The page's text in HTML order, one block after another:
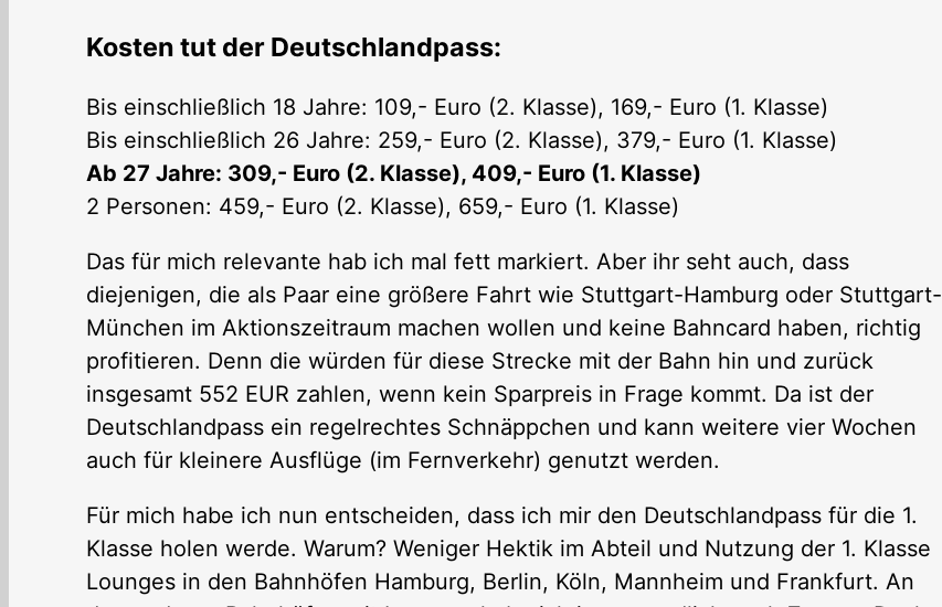
Kosten tut der Deutschlandpass:
Bis einschließlich 18 Jahre: 109,- Euro (2. Klasse), 169,- Euro (1. Klasse)
Bis einschließlich 26 Jahre: 259,- Euro (2. Klasse), 379,- Euro (1. Klasse)
Ab 27 Jahre: 309,- Euro (2. Klasse), 409,- Euro (1. Klasse)
2 Personen: 459,- Euro (2. Klasse), 659,- Euro (1. Klasse)
Das für mich relevante hab ich mal fett markiert. Aber ihr seht auch, dass
diejenigen, die als Paar eine größere Fahrt wie Stuttgart-Hamburg oder Stuttgart-
München im Aktionszeitraum machen wollen und keine Bahncard haben, richtig
profitieren. Denn die würden für diese Strecke mit der Bahn hin und zurück
insgesamt 552 EUR zahlen, wenn kein Sparpreis in Frage kommt. Da ist der
Deutschlandpass ein regelrechtes Schnäppchen und kann weitere vier Wochen
auch für kleinere Ausflüge (im Fernverkehr) genutzt werden.
Für mich habe ich nun entscheiden, dass ich mir den Deutschlandpass für die 1.
Klasse holen werde. Warum? Weniger Hektik im Abteil und Nutzung der 1. Klasse
Lounges in den Bahnhöfen Hamburg, Berlin, Köln, Mannheim und Frankfurt. An